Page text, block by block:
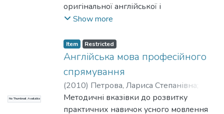
оригінальної англійської і
американської літератури: «PCMeurope
Spectrum», «Tunable Lasers Handbook»,
«Microelectronics Journal». Підбір текстів
термінології майбутньої спеціальності,
що сприяє закріпленню та поглибленню
знань з дисципліни англійською мовою.
Show more
No Thumbnail Available
Item Restricted
Англійська мова професійного
спрямування
(2010) Петрова, Лариса Степанівна
Ломакіна, Лариса Володимирівна
Факультет лінгвістики;НТУУ «КПІ»
Методичні вказівки до розвитку
практичних навичок усного мовлення